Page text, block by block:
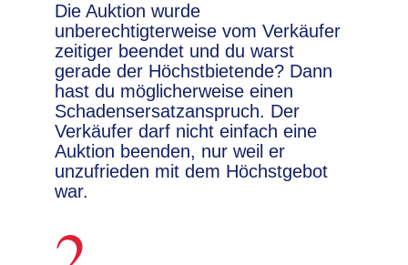
Die Auktion wurde
unberechtigterweise vom Verkäufer
zeitiger beendet und du warst
gerade der Höchstbietende? Dann
hast du möglicherweise einen
Schadensersatzanspruch. Der
Verkäufer darf nicht einfach eine
Auktion beenden, nur weil er
unzufrieden mit dem Höchstgebot
war.